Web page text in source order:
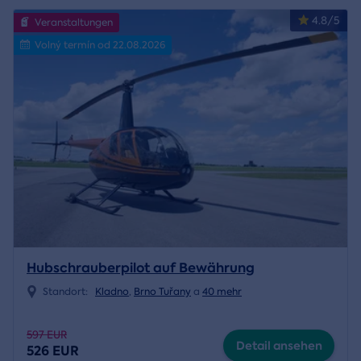
4.8/5
Veranstaltungen
Volný termín od 22.08.2026
Hubschrauberpilot auf Bewährung
Standort: Kladno, Brno Tuřany a 40 mehr
597 EUR
526 EUR Detail ansehen